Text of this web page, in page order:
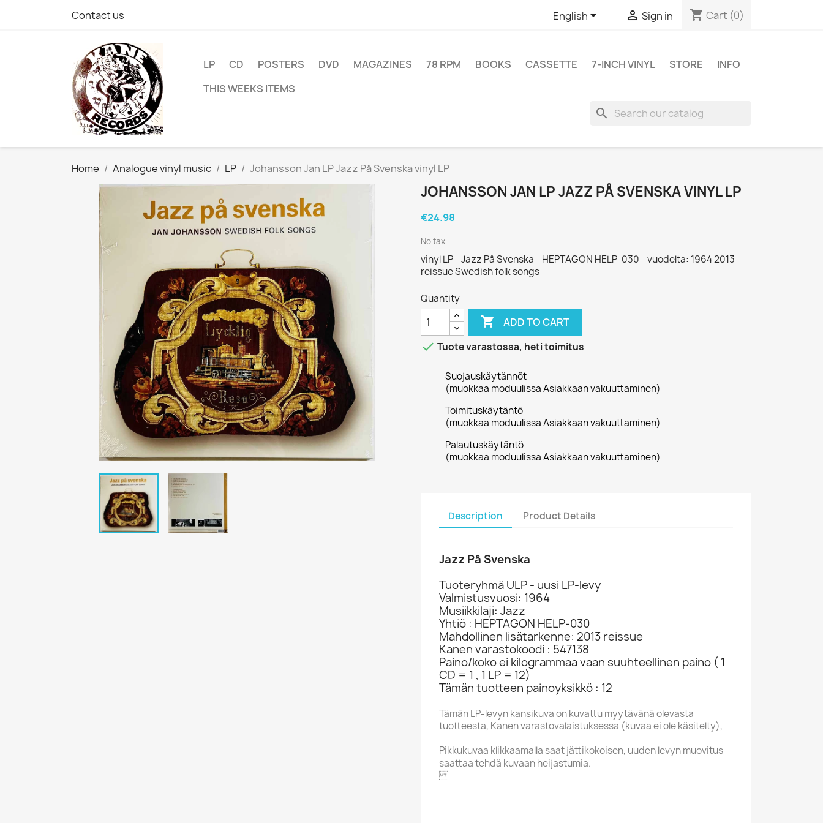
Contact us English  Sign in shopping_cart Cart (0)
LP CD POSTERS DVD MAGAZINES 78 RPM BOOKS CASSETTE 7-INCH VINYL STORE
INFO
THIS WEEKS ITEMS
search
Home Analogue vinyl music LP Johansson Jan LP Jazz På Svenska vinyl LP
JOHANSSON JAN LP JAZZ PÅ SVENSKA VINYL LP
€24.98
No tax
vinyl LP - Jazz På Svenska - HEPTAGON HELP-030 - vuodelta: 1964 2013
reissue Swedish folk songs
Quantity
 ADD TO CART
 Tuote varastossa, heti toimitus
Suojauskäytännöt
(muokkaa moduulissa Asiakkaan vakuuttaminen)
Toimituskäytäntö
(muokkaa moduulissa Asiakkaan vakuuttaminen)
Palautuskäytäntö
(muokkaa moduulissa Asiakkaan vakuuttaminen)
Description Product Details
Jazz På Svenska
Tuoteryhmä ULP - uusi LP-levy
Valmistusvuosi: 1964
Musiikkilaji: Jazz
Yhtiö : HEPTAGON HELP-030
Mahdollinen lisätarkenne: 2013 reissue
Kanen varastokoodi : 547138
Paino/koko ei kilogrammaa vaan suuhteellinen paino ( 1
CD = 1 , 1 LP = 12)
Tämän tuotteen painoyksikkö : 12
Tämän LP-levyn kansikuva on kuvattu myytävänä olevasta
tuotteesta, Kanen varastovalaistuksessa (kuvaa ei ole käsitelty),
Pikkukuvaa klikkaamalla saat jättikokoisen, uuden levyn muovitus
saattaa tehdä kuvaan heijastumia.